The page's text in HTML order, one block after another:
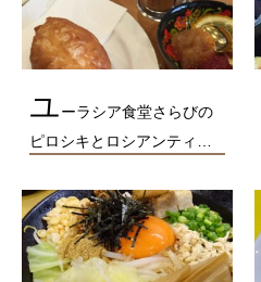
ユーラシア食堂さらびの
ピロシキとロシアンティ…